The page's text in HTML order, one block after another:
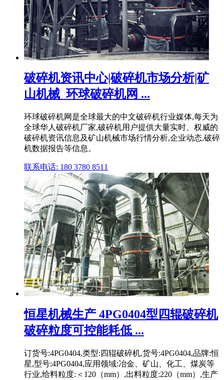
破碎机资讯中心|破碎机市场分析|矿
山机械_环球破碎机网 ...
环球破碎机网是全球最大的中文破碎机行业媒体,每天为
全球华人破碎机厂家,破碎机用户提供大量实时、权威的
破碎机资讯信息及矿山机械市场行情分析,企业动态,破碎
机数据报告等信息。
联系电话: 180 3780 8511
恒星机械生产 4PG0404型四辊破碎机
破碎粒度可控能耗低 ...
订货号:4PG0404,类型:四辊破碎机,货号:4PG0404,品牌:恒
星,型号:4PG0404,应用领域:冶金、矿山、化工、煤炭等
行业,给料粒度:＜120（mm）,出料粒度:220（mm）,生产